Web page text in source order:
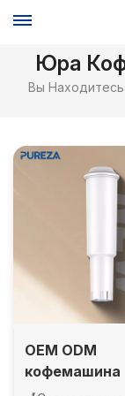
Юра
Вы Находитесь
OEM ODM
кофемашина
фильтра для